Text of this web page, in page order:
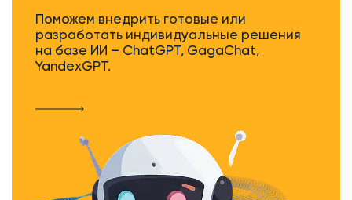
Поможем внедрить готовые или
разработать индивидуальные решения
на базе ИИ – ChatGPT, GagaChat,
YandexGPT.